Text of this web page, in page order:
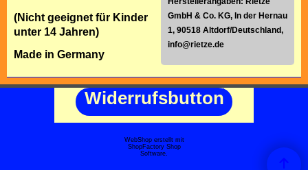
GmbH & Co. KG, In der Hernau
1, 90518 Altdorf/Deutschland,
info@rietze.de
(Nicht geeignet für Kinder
unter 14 Jahren)
Made in Germany
Widerrufsbutton
WebShop erstellt mit
ShopFactory Shop
Software.